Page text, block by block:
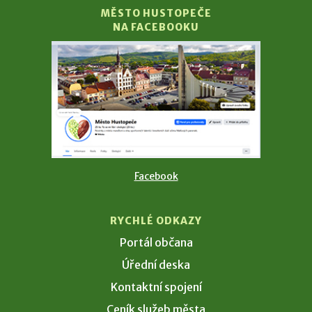
MĚSTO HUSTOPEČE
NA FACEBOOKU
Facebook
RYCHLÉ ODKAZY
Portál občana
Úřední deska
Kontaktní spojení